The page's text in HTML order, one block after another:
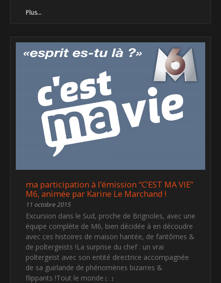
Plus...
ma participation à l’émission “C’EST MA VIE”
M6, animée par Karine Le Marchand !
11 octobre 2015
Excursion dans le Sud, proche de Brignoles, avec une
équipe complète de M6, bien décidée à en découdre
avec ces histoires de maison hantée, de fantômes &
de poltergeists !La surprise du chef : un vrai
poltergeist avec son entité directrice accompagnée
de sa guirlande de phénomènes bizarres &
flippants !Tout le monde